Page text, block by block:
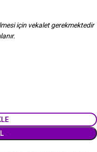
için vekalet gerekmektedir